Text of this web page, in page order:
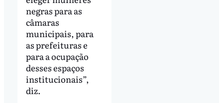
negras para as
câmaras
municipais, para
as prefeituras e
para a ocupação
desses espaços
institucionais”,
diz.